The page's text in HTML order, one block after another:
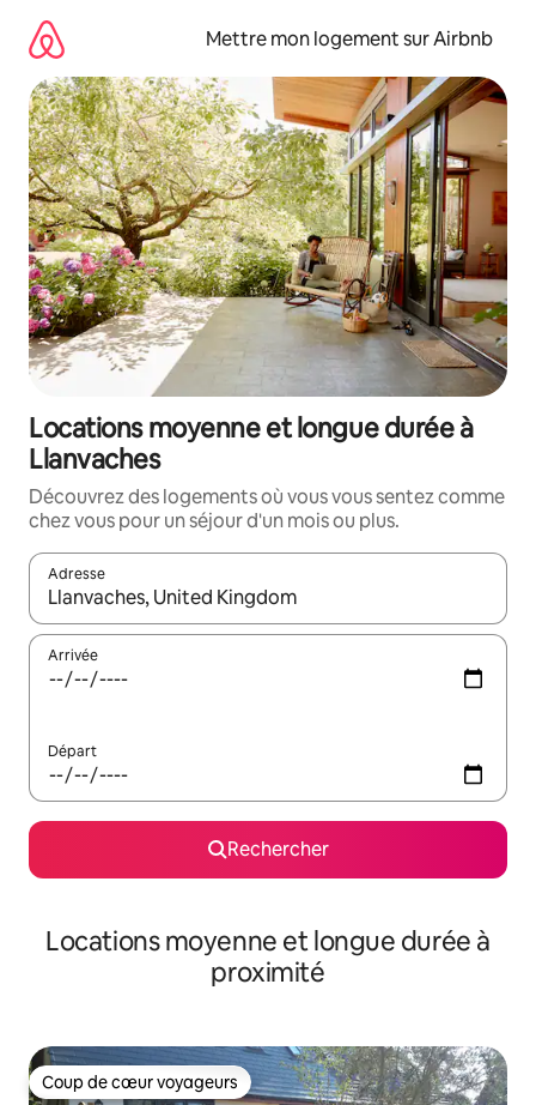
directement
contenu
Mettre mon logement sur Airbnb
Locations moyenne et longue durée à
Llanvaches
Découvrez des logements où vous vous sentez comme
chez vous pour un séjour d'un mois ou plus.
Adresse
Lorsque les résultats s'affichent, utilisez les flèches vers le
Arrivée
Départ
Rechercher
Locations moyenne et longue durée à
proximité
Coup de cœur voyageurs
Coup de cœur voyageurs